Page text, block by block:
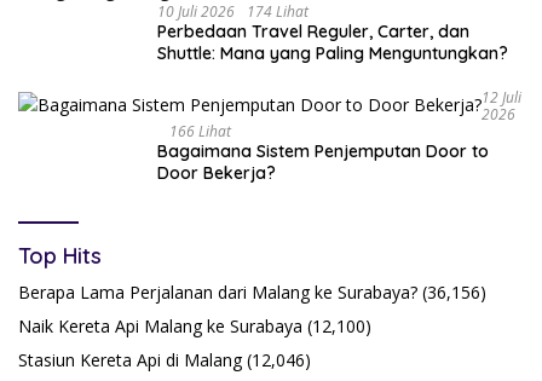
10 Juli 2026 174 Lihat
Perbedaan Travel Reguler, Carter, dan
Shuttle: Mana yang Paling Menguntungkan?
12 Juli
2026
166 Lihat
Bagaimana Sistem Penjemputan Door to
Door Bekerja?
Top Hits
Berapa Lama Perjalanan dari Malang ke Surabaya? (36,156)
Naik Kereta Api Malang ke Surabaya (12,100)
Stasiun Kereta Api di Malang (12,046)